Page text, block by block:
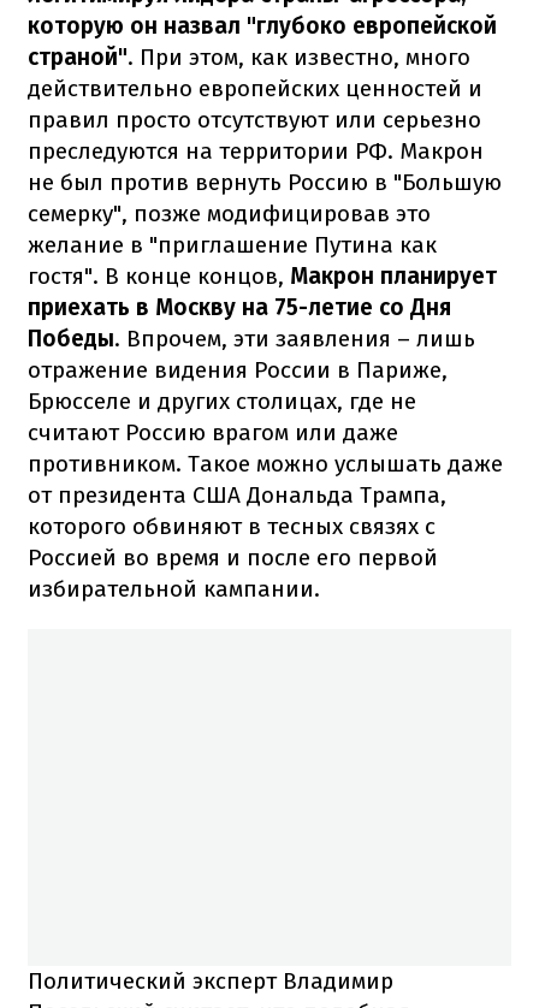
которую он назвал "глубоко европейской
страной". При этом, как известно, много
действительно европейских ценностей и
правил просто отсутствуют или серьезно
преследуются на территории РФ. Макрон
не был против вернуть Россию в "Большую
семерку", позже модифицировав это
желание в "приглашение Путина как
гостя". В конце концов, Макрон планирует
приехать в Москву на 75-летие со Дня
Победы. Впрочем, эти заявления – лишь
отражение видения России в Париже,
Брюсселе и других столицах, где не
считают Россию врагом или даже
противником. Такое можно услышать даже
от президента США Дональда Трампа,
которого обвиняют в тесных связях с
Россией во время и после его первой
избирательной кампании.
Политический эксперт Владимир